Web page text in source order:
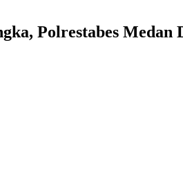
Polrestabes